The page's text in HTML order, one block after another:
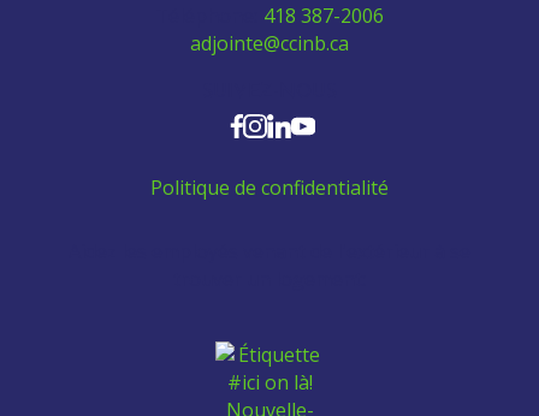
418 387-2006
adjointe@ccinb.ca
Politique de confidentialité